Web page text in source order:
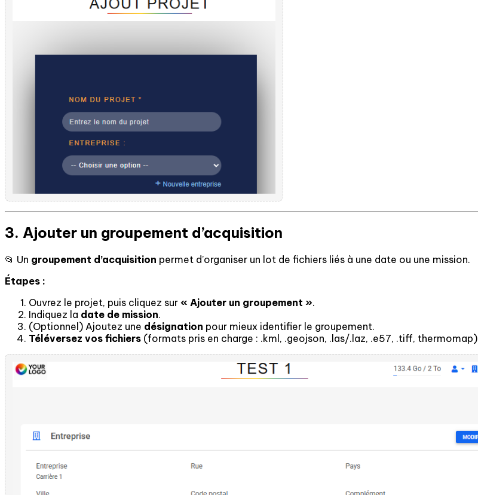
3. Ajouter un groupement d’acquisition
📂 Un groupement d’acquisition permet d’organiser un lot de fichiers liés à une date ou une mission.
Étapes :
Ouvrez le projet, puis cliquez sur « Ajouter un groupement ».
Indiquez la date de mission.
(Optionnel) Ajoutez une désignation pour mieux identifier le groupement.
Téléversez vos fichiers (formats pris en charge : .kml, .geojson, .las/.laz, .e57, .tiff, thermomap)